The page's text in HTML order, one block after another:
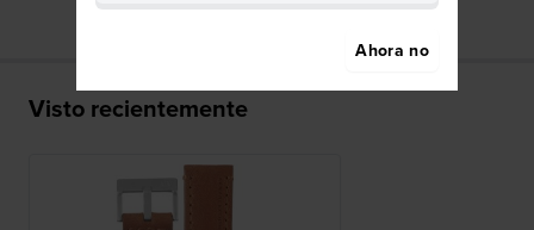
Visto recientemente
Ahora no